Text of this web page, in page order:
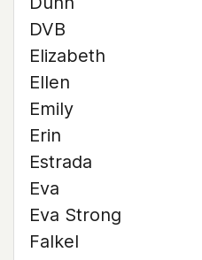
DVB
Elizabeth
Ellen
Emily
Erin
Estrada
Eva
Eva Strong
Falkel